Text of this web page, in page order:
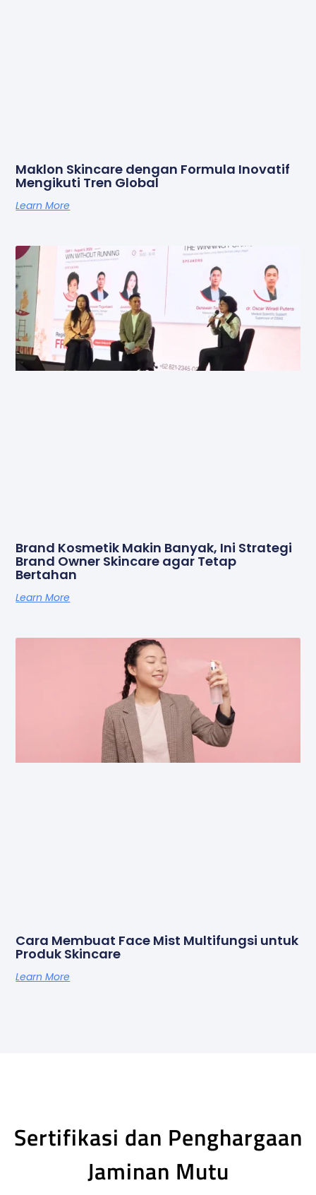
Maklon Skincare dengan Formula Inovatif
Mengikuti Tren Global
Learn More
Brand Kosmetik Makin Banyak, Ini Strategi
Brand Owner Skincare agar Tetap
Bertahan
Learn More
Cara Membuat Face Mist Multifungsi untuk
Produk Skincare
Learn More
Sertifikasi dan Penghargaan
Jaminan Mutu